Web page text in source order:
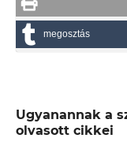
megosztás
Ugyanannak a
olvasott cikkei